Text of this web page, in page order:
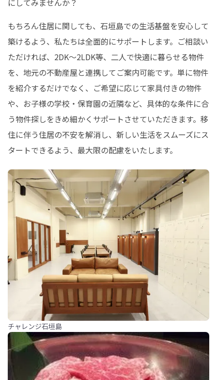
にしてみませんか？
もちろん住居に関しても、石垣島での生活基盤を安心して
築けるよう、私たちは全面的にサポートします。ご相談い
ただければ、2DK～2LDK等、二人で快適に暮らせる物件
を、地元の不動産屋と連携してご案内可能です。単に物件
を紹介するだけでなく、ご希望に応じて家具付きの物件
や、お子様の学校・保育園の近隣など、具体的な条件に合
う物件探しをきめ細かくサポートさせていただきます。移
住に伴う住居の不安を解消し、新しい生活をスムーズにス
タートできるよう、最大限の配慮をいたします。
チャレンジ石垣島